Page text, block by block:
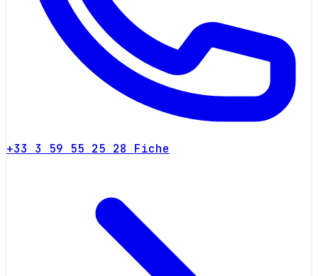
+33 3 59 55 25 28 Fiche